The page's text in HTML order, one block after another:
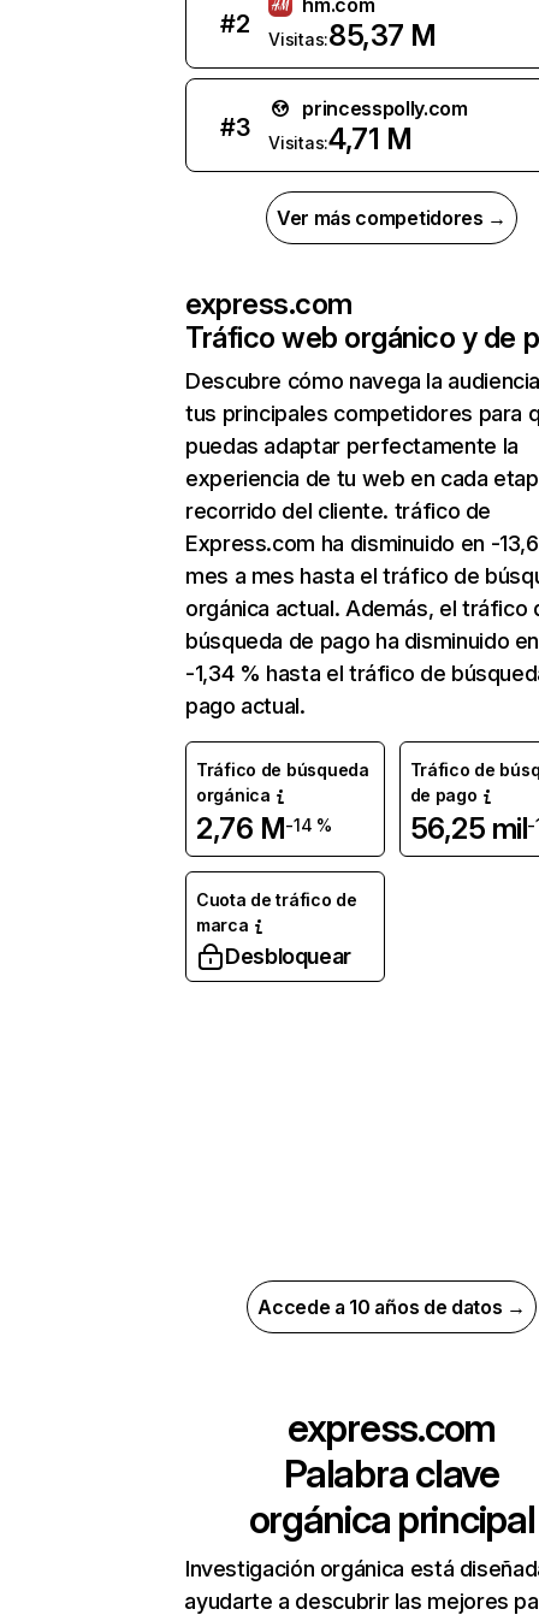
#2
hm.com
Visitas:85,37 M
#3
princesspolly.com
Visitas:4,71 M
Ver más competidores →
express.com
Tráfico web orgánico y de
Descubre cómo navega la
tus principales competidores para
puedas adaptar perfectamente la
experiencia de tu web en cada
recorrido del cliente. tráfico de
Express.com ha disminuido en -
mes a mes hasta el tráfico de
orgánica actual. Además, el tráfico
búsqueda de pago ha disminuido en
-1,34 % hasta el tráfico de
pago actual.
Tráfico de búsqueda
orgánica
2,76 M-14 %
Tráfico de
de pago
56,25 mil-
Cuota de tráfico de
marca
Desbloquear
Accede a 10 años de datos →
express.com
Palabra clave
orgánica principal
Investigación orgánica está
ayudarte a descubrir las mejores